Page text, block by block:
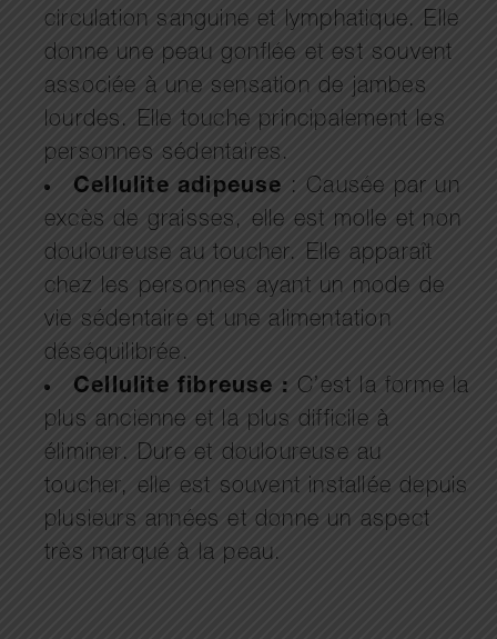
circulation sanguine et lymphatique. Elle
donne une peau gonflée et est souvent
associée à une sensation de jambes
lourdes. Elle touche principalement les
personnes sédentaires.
Cellulite adipeuse : Causée par un
excès de graisses, elle est molle et non
douloureuse au toucher. Elle apparaît
chez les personnes ayant un mode de
vie sédentaire et une alimentation
déséquilibrée.
Cellulite fibreuse : C’est la forme la
plus ancienne et la plus difficile à
éliminer. Dure et douloureuse au
toucher, elle est souvent installée depuis
plusieurs années et donne un aspect
très marqué à la peau.